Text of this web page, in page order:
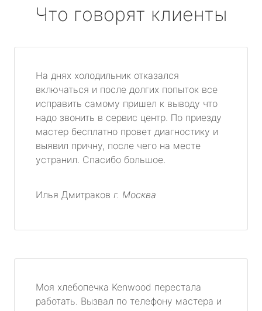
Что говорят клиенты
На днях холодильник отказался
включаться и после долгих попыток все
исправить самому пришел к выводу что
надо звонить в сервис центр. По приезду
мастер бесплатно провет диагностику и
выявил причну, после чего на месте
устранил. Спасибо большое.
Илья Дмитраков г. Москва
Моя хлебопечка Kenwood перестала
работать. Вызвал по телефону мастера и